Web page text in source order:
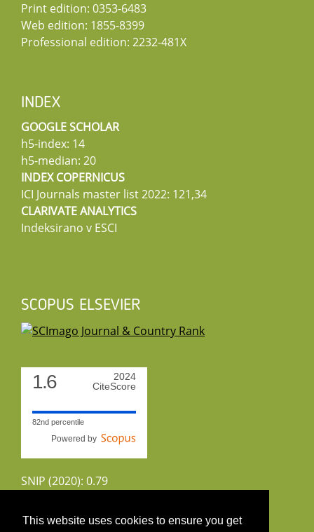
This website uses cookies to ensure you get
Print edition: 0353-6483
Web edition: 1855-8399
Professional edition: 2232-481X
INDEX
GOOGLE SCHOLAR
h5-index: 14
h5-median: 20
INDEX COPERNICUS
ICI Journals master list 2022: 121,34
CLARIVATE ANALYTICS
Indeksirano v ESCI
SCOPUS ELSEVIER
1.6
2024
CiteScore
82nd percentile
Powered by
SNIP (2020): 0.79